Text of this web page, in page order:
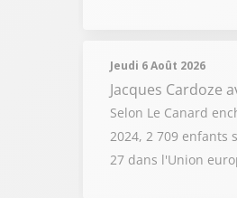
Jeudi 6 Août 2026
Jacques Cardoze
Selon Le Canard
2024, 2 709 enfants
27 dans l'Union